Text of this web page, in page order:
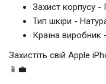
Захист корпусу -
Тип шкіри -
Країна виробник
Захистіть свій Apple
📱💼